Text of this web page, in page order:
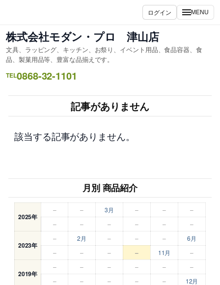
を
ス
キ
ッ
プ
ログイン MENU
株式会社モダン・プロ 津山店
文具、ラッピング、キッチン、お祭り、イベント用品、食品容器、食
品、製菓用品等、豊富な品揃えです。
TEL0868-32-1101
記事がありません
該当する記事がありません。
月別 商品紹介
2025年
– – 3月 – –
–
–
– – – – –
2023年
– 2月 – – –
6月
–
– – – 11月 –
2019年
– – – – –
–
–
– – – – 12月